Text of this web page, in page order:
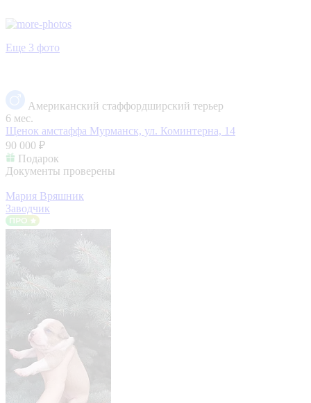
Еще 3 фото
Американский стаффордширский терьер
6 мес.
Щенок амстаффа Мурманск, ул. Коминтерна, 14
90 000 ₽
Подарок
Документы проверены
Мария Вряшник
Заводчик